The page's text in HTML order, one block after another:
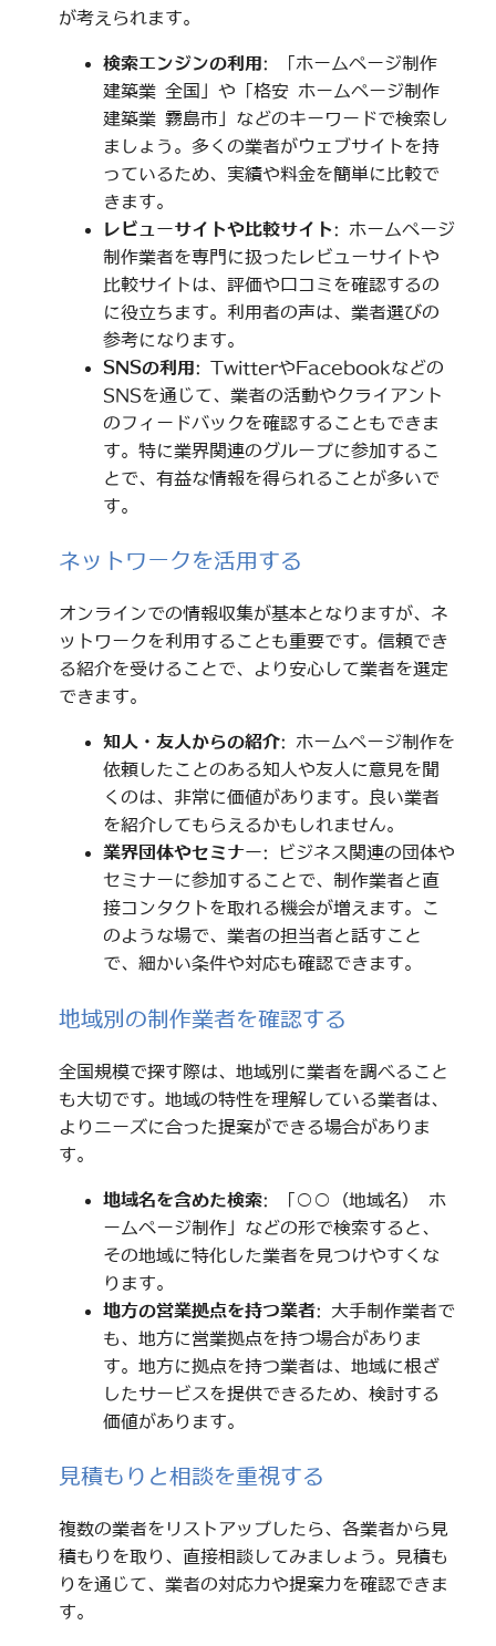
が考えられます。
検索エンジンの利用 : 「ホームページ制作
建築業 全国」や「格安 ホームページ制作
建築業 霧島市」などのキーワードで検索し
ましょう。多くの業者がウェブサイトを持
っているため、実績や料金を簡単に比較で
きます。
レビューサイトや比較サイト: ホームページ
制作業者を専門に扱ったレビューサイトや
比較サイトは、評価や口コミを確認するの
に役立ちます。利用者の声は、業者選びの
参考になります。
SNSの利用 : TwitterやFacebookなどの
SNSを通じて、業者の活動やクライアント
のフィードバックを確認することもできま
す。特に業界関連のグループに参加するこ
とで、有益な情報を得られることが多いで
す。
ネットワークを活用する
オンラインでの情報収集が基本となりますが、ネ
ットワークを利用することも重要です。信頼でき
る紹介を受けることで、より安心して業者を選定
できます。
知人・友人からの紹介: ホームページ制作を
依頼したことのある知人や友人に意見を聞
くのは、非常に価値があります。良い業者
を紹介してもらえるかもしれません。
業界団体やセミナー: ビジネス関連の団体や
セミナーに参加することで、制作業者と直
接コンタクトを取れる機会が増えます。こ
のような場で、業者の担当者と話すこと
で、細かい条件や対応も確認できます。
地域別の制作業者を確認する
全国規模で探す際は、地域別に業者を調べること
も大切です。地域の特性を理解している業者は、
よりニーズに合った提案ができる場合がありま
す。
地域名を含めた検索: 「○○（地域名） ホ
ームページ制作」などの形で検索すると、
その地域に特化した業者を見つけやすくな
ります。
地方の営業拠点を持つ業者: 大手制作業者で
も、地方に営業拠点を持つ場合がありま
す。地方に拠点を持つ業者は、地域に根ざ
したサービスを提供できるため、検討する
価値があります。
見積もりと相談を重視する
複数の業者をリストアップしたら、各業者から見
積もりを取り、直接相談してみましょう。見積も
りを通じて、業者の対応力や提案力を確認できま
す。